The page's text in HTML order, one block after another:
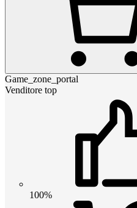
Game_zone_portal
Venditore top
100%